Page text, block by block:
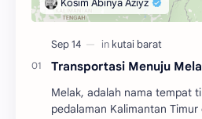
Melak, adalah nama tempat
pedalaman Kalimantan